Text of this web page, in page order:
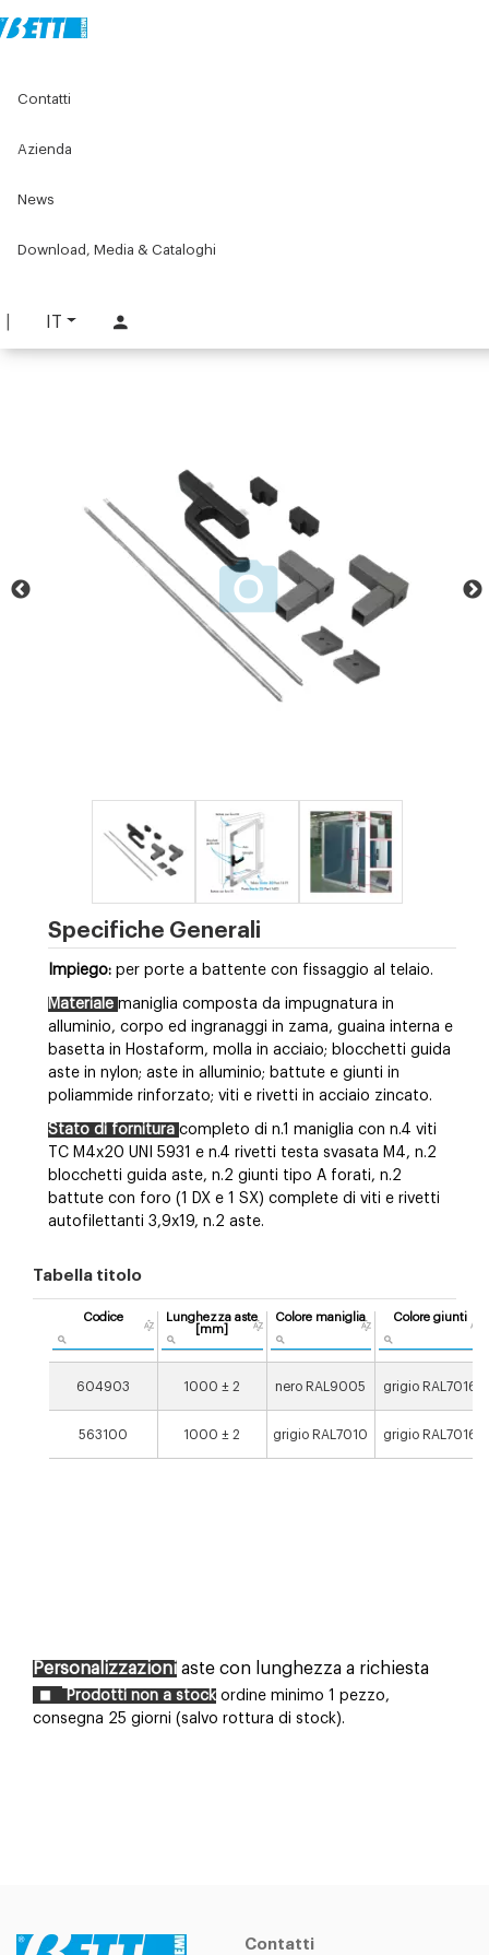
IT
Contatti
Azienda
News
Download, Media & Cataloghi
Maniglie industriali
RICHIEDI INFORMAZIONI
Specifiche Generali
Impiego: per porte a battente con fissaggio al telaio.
Materiale maniglia composta da impugnatura in
alluminio, corpo ed ingranaggi in zama, guaina interna e
basetta in Hostaform, molla in acciaio; blocchetti guida
aste in nylon; aste in alluminio; battute e giunti in
poliammide rinforzato; viti e rivetti in acciaio zincato.
Stato di fornitura completo di n.1 maniglia con n.4 viti
TC M4x20 UNI 5931 e n.4 rivetti testa svasata M4, n.2
blocchetti guida aste, n.2 giunti tipo A forati, n.2
battute con foro (1 DX e 1 SX) complete di viti e rivetti
autofilettanti 3,9x19, n.2 aste.
Tabella titolo
Codice
Lunghezza aste
[mm]
Colore maniglia Colore giunti
604903 1000 ± 2 nero RAL9005 grigio RAL7016
563100 1000 ± 2 grigio RAL7010 grigio RAL7016
Personalizzazioni aste con lunghezza a richiesta
Prodotti non a stock ordine minimo 1 pezzo,
consegna 25 giorni (salvo rottura di stock).
Contatti